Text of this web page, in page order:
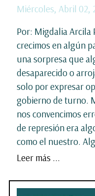
Miércoles, Abril 02,
Por: Migdalia Arcila
crecimos en algún
una sorpresa que
desaparecido o
solo por expresar
gobierno de turno.
nos convencimos
de represión era
como el nuestro.
Leer más ...